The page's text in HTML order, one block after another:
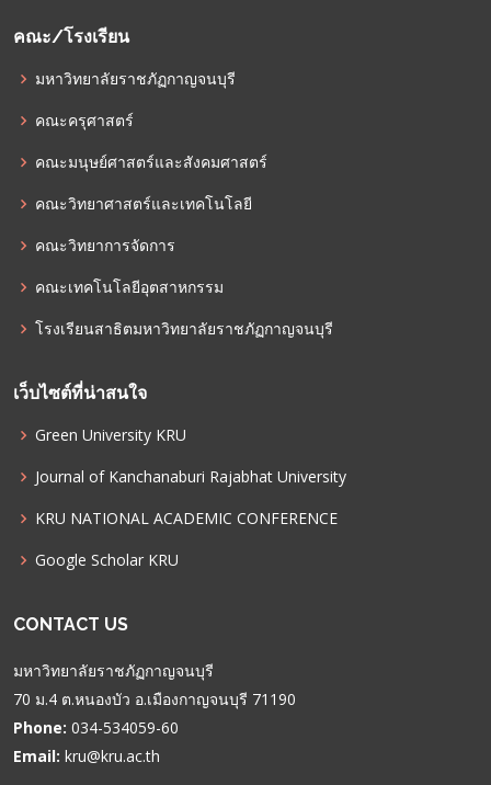
คณะ/โรงเรียน
มหาวิทยาลัยราชภัฏกาญจนบุรี
คณะครุศาสตร์
คณะมนุษย์ศาสตร์และสังคมศาสตร์
คณะวิทยาศาสตร์และเทคโนโลยี
คณะวิทยาการจัดการ
คณะเทคโนโลยีอุตสาหกรรม
โรงเรียนสาธิตมหาวิทยาลัยราชภัฏกาญจนบุรี
เว็บไซต์ที่น่าสนใจ
Green University KRU
Journal of Kanchanaburi Rajabhat University
KRU NATIONAL ACADEMIC CONFERENCE
Google Scholar KRU
CONTACT US
มหาวิทยาลัยราชภัฏกาญจนบุรี
70 ม.4 ต.หนองบัว อ.เมืองกาญจนบุรี 71190
Phone: 034-534059-60
Email: kru@kru.ac.th